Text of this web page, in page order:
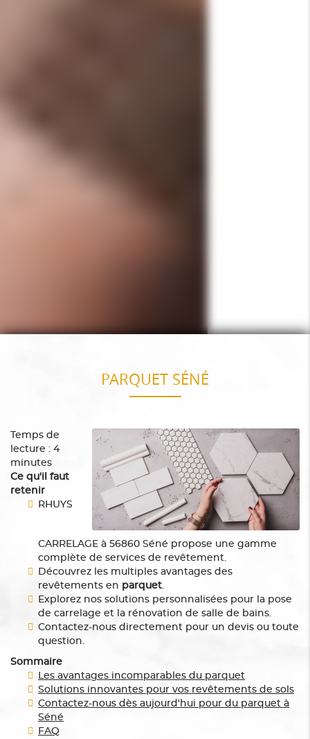
PARQUET SÉNÉ
Temps de
lecture : 4
minutes
Ce qu'il faut
retenir
RHUYS
CARRELAGE à 56860 Séné propose une gamme
complète de services de revêtement.
Découvrez les multiples avantages des
revêtements en parquet.
Explorez nos solutions personnalisées pour la pose
de carrelage et la rénovation de salle de bains.
Contactez-nous directement pour un devis ou toute
question.
Sommaire
Les avantages incomparables du parquet
Solutions innovantes pour vos revêtements de sols
Contactez-nous dès aujourd'hui pour du parquet à
Séné
FAQ